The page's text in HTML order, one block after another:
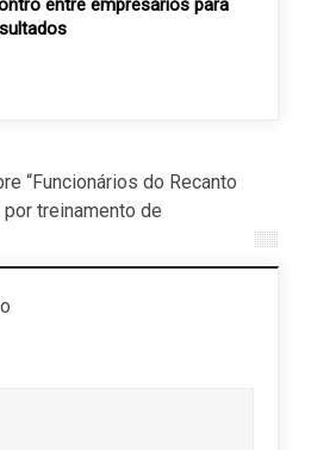
entre empresários para
“Funcionários do Recanto
treinamento de